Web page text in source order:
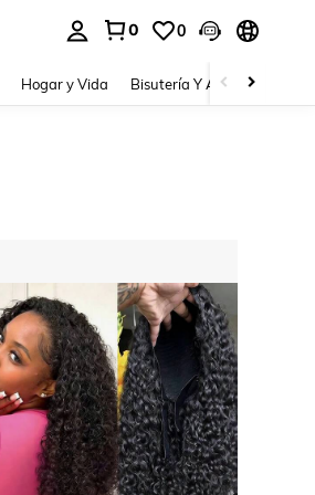
0 0
Hogar y Vida Bisutería Y Accesorios